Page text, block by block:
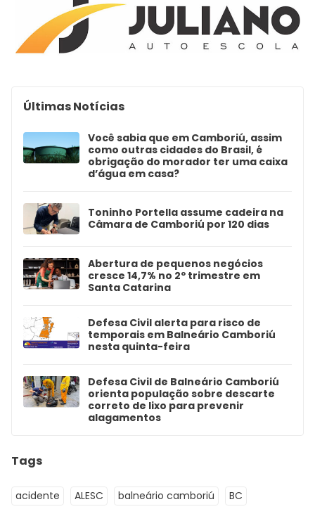
Últimas Notícias
Você sabia que em Camboriú, assim
como outras cidades do Brasil, é
obrigação do morador ter uma caixa
d’água em casa?
Toninho Portella assume cadeira na
Câmara de Camboriú por 120 dias
Abertura de pequenos negócios
cresce 14,7% no 2º trimestre em
Santa Catarina
Defesa Civil alerta para risco de
temporais em Balneário Camboriú
nesta quinta-feira
Defesa Civil de Balneário Camboriú
orienta população sobre descarte
correto de lixo para prevenir
alagamentos
Tags
acidente ALESC balneário camboriú
BC